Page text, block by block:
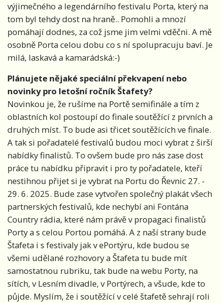
výjimečného a legendárního festivalu Porta, který na
tom byl tehdy dost na hraně.. Pomohli a mnozí
pomáhají dodnes, za což jsme jim velmi vděčni. A mě
osobně Porta celou dobu co s ní spolupracuju baví. Je
milá, laskavá a kamarádská:-)
Plánujete nějaké speciální překvapení nebo
novinky pro letošní ročník Štafety?
Novinkou je, že rušíme na Portě semifinále a tím z
oblastních kol postoupí do finale soutěžící z prvních a
druhých míst. To bude asi třicet soutěžících ve finale.
A tak si pořadatelé festivalů budou moci vybrat z širší
nabídky finalistů. To ovšem bude pro nás zase dost
práce tu nabídku připravit i pro ty pořadatele, kteří
nestihnou přijet si je vybrat na Portu do Řevnic 27. -
29. 6. 2025. Bude zase vytvořen společný plakát všech
partnerských festivalů, kde nechybí ani Fontána
Country rádia, které nám právě v propagaci finalistů
Porty a s celou Portou pomáhá. A z naší strany bude
Štafeta i s festivaly jak v ePortýru, kde budou se
všemi udělané rozhovory a Štafeta tu bude mít
samostatnou rubriku, tak bude na webu Porty, na
sítích, v Lesním divadle, v Portýrech, a všude, kde to
půjde. Myslím, že i soutěžící v celé štafetě sehrají roli